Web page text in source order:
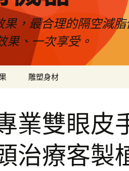
，最合理的隔空減
果、一次享受。
雕塑身材
業雙眼皮
治療客製